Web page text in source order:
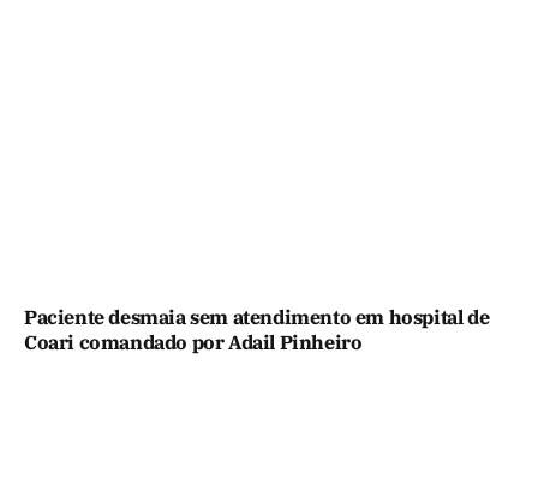
Paciente desmaia sem atendimento em hospital de
Coari comandado por Adail Pinheiro